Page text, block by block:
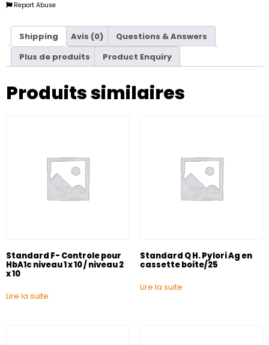
Report Abuse
Shipping Avis (0)
Questions & Answers
Plus de produits
Product Enquiry
Produits similaires
Standard F- Controle pour
HbA1c niveau 1 x 10 / niveau 2
x 10
Lire la suite
Standard Q H. Pylori Ag en
cassette boite/25
Lire la suite